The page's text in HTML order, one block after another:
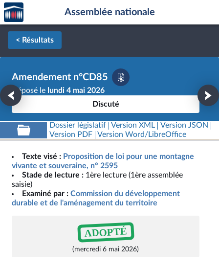
Aller au contenu
Aller en bas de la page
Accèder
à la
page
d'accueil
Assemblée nationale
< Résultats
Amendement n°CD85
Déposé le lundi 4 mai 2026
Discuté
Dossier législatif Version XML
Version JSON
Version PDF
Version Word/LibreOffice
Texte visé : Proposition de loi pour une montagne
vivante et souveraine, n° 2595
Stade de lecture : 1ère lecture (1ère assemblée
saisie)
Examiné par : Commission du développement
durable et de l'aménagement du territoire
ADOPTÉ
(mercredi 6 mai 2026)